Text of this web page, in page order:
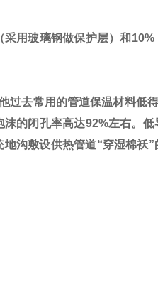
采用玻璃钢做保护层）和 10%
他过去常用的管道保温材料低
沫的闭孔率高达92%左右。低
地沟敷设供热管道“穿湿棉袄”